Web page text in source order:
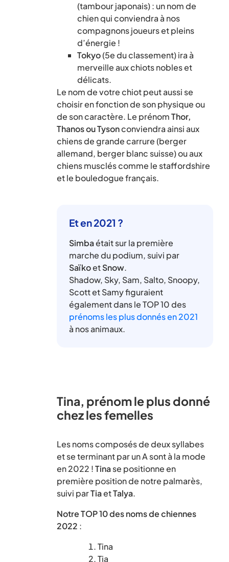
(tambour japonais) : un nom de
chien qui conviendra à nos
compagnons joueurs et pleins
d’énergie !
Tokyo(5e du classement) ira à
merveille aux chiots nobles et
délicats.
Le nom de votre chiot peut aussi se
choisir en fonction de son physique ou
de son caractère. Le prénomThor,
Thanos ou Tysonconviendra ainsi aux
chiens de grande carrure (berger
allemand, berger blanc suisse) ou aux
chiens musclés comme le staffordshire
et le bouledogue français.
Et en 2021 ?
Simbaétait sur la première
marche du podium, suivi par
SaïkoetSnow.
Shadow, Sky, Sam, Salto, Snoopy,
Scott et Samy figuraient
également dans le TOP 10 des
prénoms les plus donnés en 2021
à nos animaux.
Tina, prénom le plus donné
chez les femelles
Les noms composés de deux syllabes
et se terminant par un A sont à la mode
en 2022 !Tinase positionne en
première position de notre palmarès,
suivi parTiaetTalya.
Notre TOP 10 des noms de chiennes
2022 :
Tina
Tia